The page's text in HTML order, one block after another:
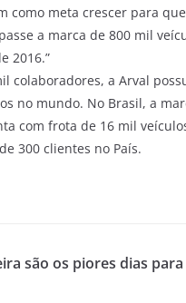
como meta crescer para
a marca de 800 mil
2016.”
colaboradores, a Arval
no mundo. No Brasil, a
com frota de 16 mil
300 clientes no País.
são os piores dias